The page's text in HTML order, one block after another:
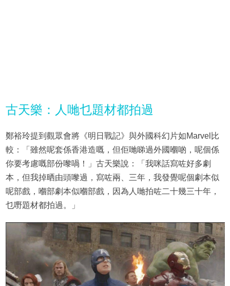
古天樂：人哋乜題材都拍過
鄭裕玲提到觀眾會將《明日戰記》與外國科幻片如Marvel比
較：「雖然呢套係香港造嘅，但佢哋睇過外國嗰啲，呢個係
你要考慮嘅部份嚟喎！」古天樂說：「我咪話寫咗好多劇
本，但我掉晒由頭嚟過，寫咗兩、三年，我發覺呢個劇本似
呢部戲，嗰部劇本似嗰部戲，因為人哋拍咗二十幾三十年，
乜嘢題材都拍過。」